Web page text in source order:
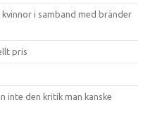
i samband med bränder
pris
inte den kritik man kanske